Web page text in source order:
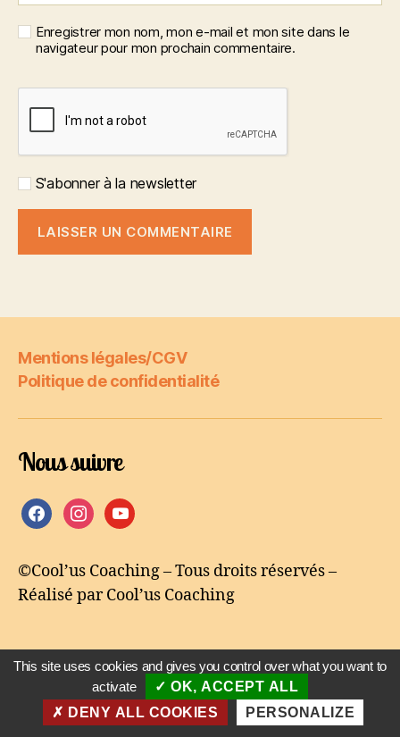
Enregistrer mon nom, mon e-mail et mon site dans le
navigateur pour mon prochain commentaire.
S'abonner à la newsletter
Mentions légales/CGV
Politique de confidentialité
Nous suivre
facebookinstagram
youtube
©Cool’us Coaching – Tous droits réservés –
Réalisé par Cool’us Coaching
© 2026Cool'us Coaching Haut
This site uses cookies and gives you control over what you want to
activate
OK, ACCEPT ALL
DENY ALL COOKIES
PERSONALIZE